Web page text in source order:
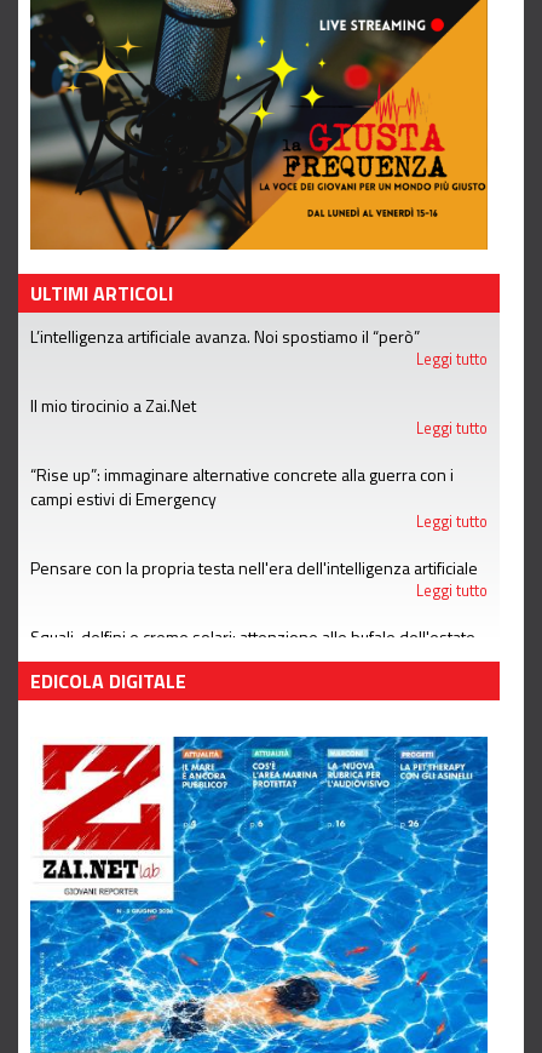
ULTIMI ARTICOLI
L’intelligenza artificiale avanza. Noi spostiamo il “però”
Leggi tutto
Il mio tirocinio a Zai.Net
Leggi tutto
“Rise up”: immaginare alternative concrete alla guerra con i
campi estivi di Emergency
Leggi tutto
Pensare con la propria testa nell'era dell'intelligenza artificiale
Leggi tutto
Squali, delfini e creme solari: attenzione alle bufale dell'estate
Leggi tutto
EDICOLA DIGITALE